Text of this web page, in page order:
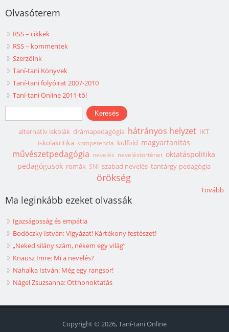
Olvasóterem
RSS – cikkek
RSS – kommentek
Szerzőink
Taní-tani Könyvek
Taní-tani folyóirat 2007-2010
Taní-tani Online 2011-től
Keresés űrlap
Keresés
alternatív iskolák drámapedagógia hátrányos helyzet IKT
iskolakritika kompetencia külföld magyartanítás
művészetpedagógia nevelés neveléstörténet oktatáspolitika
pedagógusok romák SNI szabad nevelés tantárgy-pedagógia
örökség
Tovább
Ma leginkább ezeket olvassák
Igazságosság és empátia
Bodóczky István: Vigyázat! Kártékony festészet!
„Neked silány szám, nékem egy világ”
Knausz Imre: Mi a nevelés?
Nahalka István: Még egy rangsor!
Nágel Zsuzsanna: Otthonoktatás
Copyright © 2026, Taní-tani Online